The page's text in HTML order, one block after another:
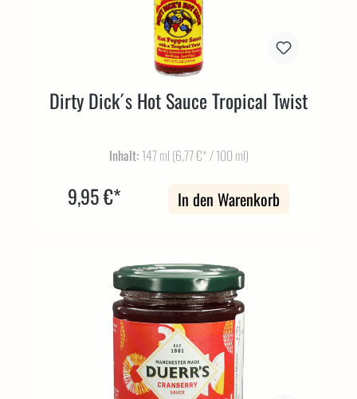
Dirty Dick´s Hot Sauce Tropical Twist
Inhalt: 147 ml (6,77 €* / 100 ml)
9,95 €* In den Warenkorb